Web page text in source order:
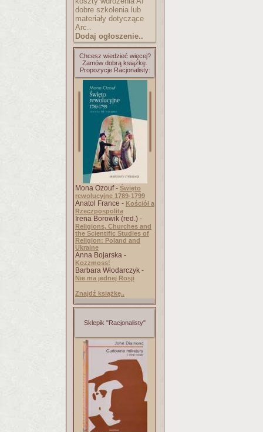
dobre szkolenia lub
materiały dotyczące
Arc..
Dodaj ogłoszenie..
Chcesz wiedzieć więcej?
Zamów dobrą książkę.
Propozycje Racjonalisty:
Mona Ozouf - Święto
rewolucyjne 1789-1799
Anatol France - Kościół a
Rzeczpospolita
Irena Borowik (red.) -
Religions, Churches and
the Scientific Studies of
Religion: Poland and
Ukraine
Anna Bojarska -
Kozzmoss!
Barbara Włodarczyk -
Nie ma jednej Rosji
Znajdź książkę..
Sklepik "Racjonalisty"